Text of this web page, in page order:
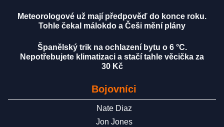
Meteorologové už mají předpověď do konce roku.
Tohle čekal málokdo a Češi mění plány
Španělský trik na ochlazení bytu o 6 °C.
Nepotřebujete klimatizaci a stačí tahle věcička za
30 Kč
Bojovníci
Nate Diaz
Jon Jones